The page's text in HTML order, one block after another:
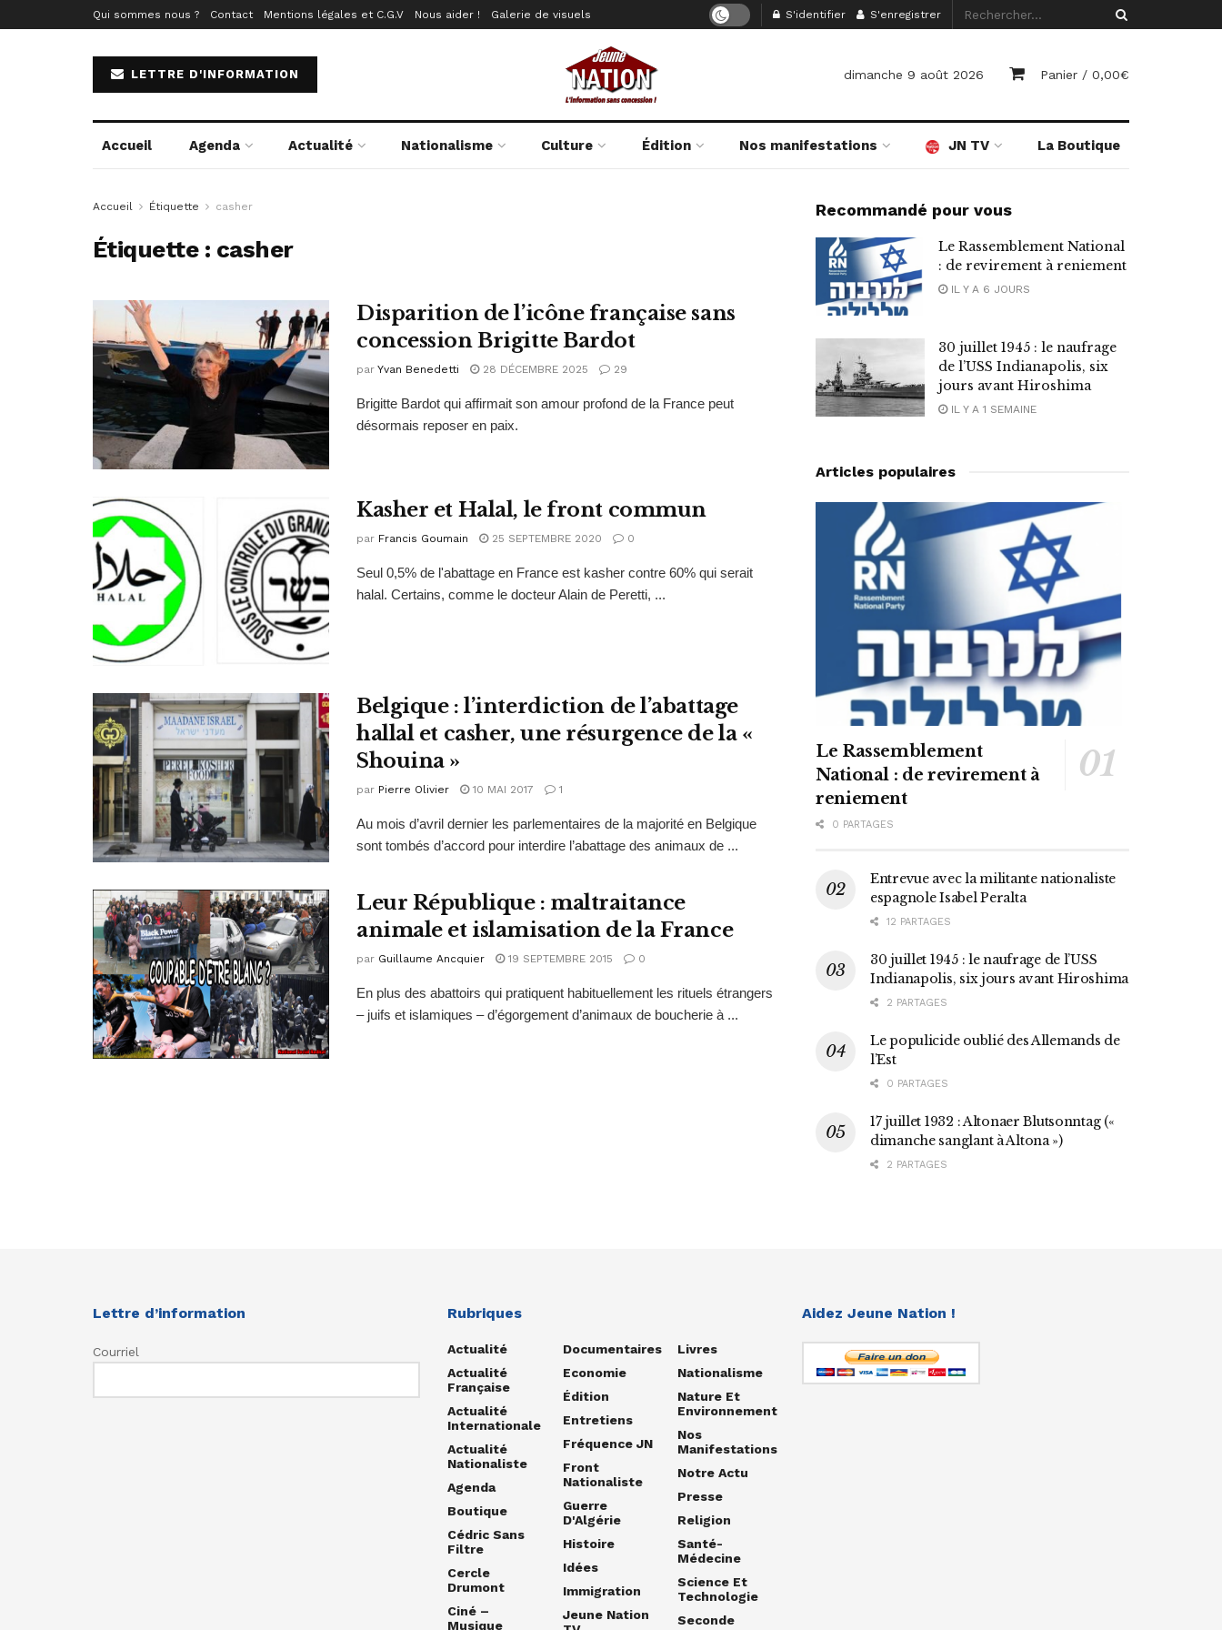
Qui sommes nous ? Contact Mentions légales et C.G.V Nous aider ! Galerie de visuels S'identifier S'enregistrer
LETTRE D'INFORMATION dimanche 9 août 2026 Panier / 0,00€
Accueil Agenda Actualité Nationalisme Culture Édition Nos manifestations JN TV La Boutique
Accueil Étiquette casher
Étiquette : casher
Disparition de l’icône française sans
concession Brigitte Bardot
par Yvan Benedetti 28 DÉCEMBRE 2025 29
Brigitte Bardot qui affirmait son amour profond de la France peut
désormais reposer en paix.
Kasher et Halal, le front commun
par Francis Goumain 25 SEPTEMBRE 2020 0
Seul 0,5% de l'abattage en France est kasher contre 60% qui serait
halal. Certains, comme le docteur Alain de Peretti, ...
Belgique : l’interdiction de l’abattage
hallal et casher, une résurgence de la «
Shouina »
par Pierre Olivier 10 MAI 2017 1
Au mois d’avril dernier les parlementaires de la majorité en Belgique
sont tombés d’accord pour interdire l’abattage des animaux de ...
Leur République : maltraitance
animale et islamisation de la France
par Guillaume Ancquier 19 SEPTEMBRE 2015 0
En plus des abattoirs qui pratiquent habituellement les rituels étrangers
– juifs et islamiques – d’égorgement d’animaux de boucherie à ...
Recommandé pour vous
Le Rassemblement National
: de revirement à reniement
IL Y A 6 JOURS
30 juillet 1945 : le naufrage
de l’USS Indianapolis, six
jours avant Hiroshima
IL Y A 1 SEMAINE
Articles populaires
Le Rassemblement
National : de revirement à
reniement
0 PARTAGES
Entrevue avec la militante nationaliste
espagnole Isabel Peralta
12 PARTAGES
30 juillet 1945 : le naufrage de l’USS
Indianapolis, six jours avant Hiroshima
2 PARTAGES
Le populicide oublié des Allemands de
l’Est
0 PARTAGES
17 juillet 1932 : Altonaer Blutsonntag («
dimanche sanglant à Altona »)
2 PARTAGES
Lettre d’information
Courriel
Rubriques
Actualité
Actualité
Française
Actualité
Internationale
Actualité
Nationaliste
Agenda
Boutique
Cédric Sans
Filtre
Cercle
Drumont
Ciné –
Musique
Documentaires
Economie
Édition
Entretiens
Fréquence JN
Front
Nationaliste
Guerre
D'Algérie
Histoire
Idées
Immigration
Jeune Nation
Livres
Nationalisme
Nature Et
Environnement
Nos
Manifestations
Notre Actu
Presse
Religion
Santé-
Médecine
Science Et
Technologie
Seconde
Aidez Jeune Nation !